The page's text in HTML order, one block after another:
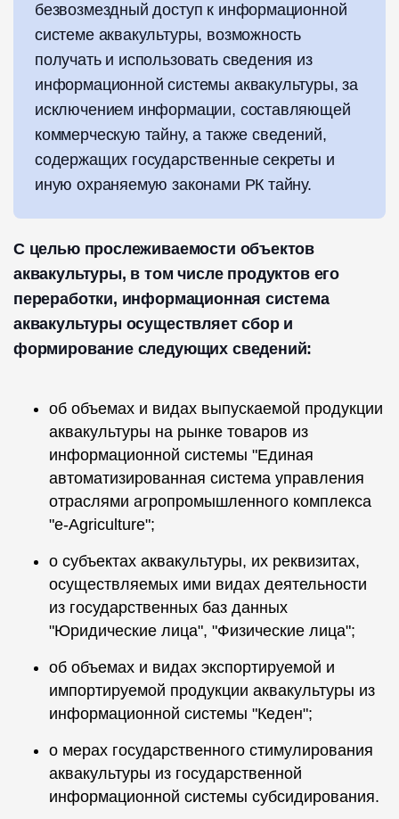
безвозмездный доступ к информационной
системе аквакультуры, возможность
получать и использовать сведения из
информационной системы аквакультуры, за
исключением информации, составляющей
коммерческую тайну, а также сведений,
содержащих государственные секреты и
иную охраняемую законами РК тайну.
С целью прослеживаемости объектов
аквакультуры, в том числе продуктов его
переработки, информационная система
аквакультуры осуществляет сбор и
формирование следующих сведений:
об объемах и видах выпускаемой продукции
аквакультуры на рынке товаров из
информационной системы "Единая
автоматизированная система управления
отраслями агропромышленного комплекса
"e-Agriculture";
о субъектах аквакультуры, их реквизитах,
осуществляемых ими видах деятельности
из государственных баз данных
"Юридические лица", "Физические лица";
об объемах и видах экспортируемой и
импортируемой продукции аквакультуры из
информационной системы "Кеден";
о мерах государственного стимулирования
аквакультуры из государственной
информационной системы субсидирования.